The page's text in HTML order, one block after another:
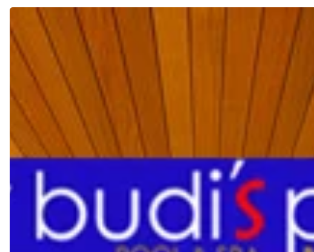
Fakta
SAUNA
yang
PENTING
untuk
DIKETAHUI